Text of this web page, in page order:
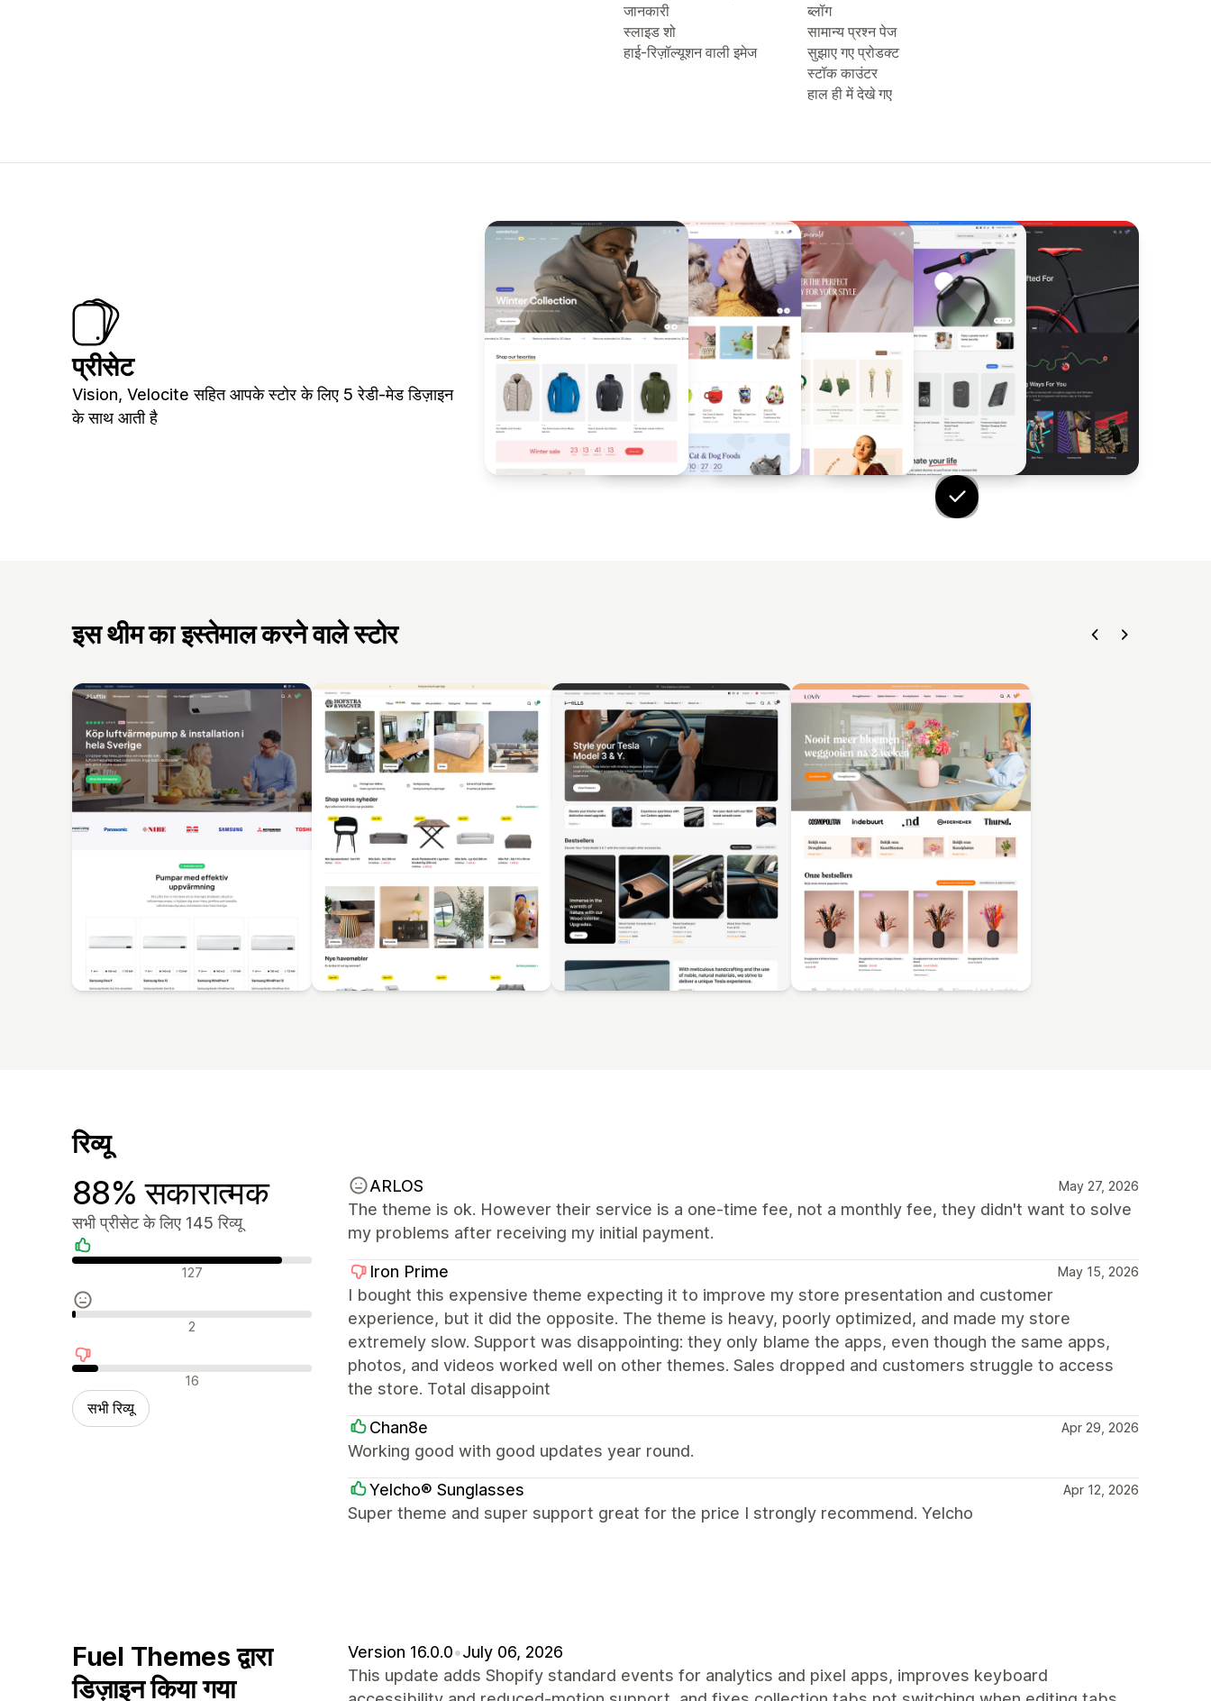
जानकारी
स्लाइड शो
हाई-रिज़ॉल्यूशन वाली इमेज
ब्लॉग
सामान्य प्रश्न पेज
सुझाए गए प्रोडक्ट
स्टॉक काउंटर
हाल ही में देखे गए
प्रीसेट
Vision, Velocite सहित आपके स्टोर के लिए 5 रेडी-मेड डिज़ाइन
के साथ आती है
इस थीम का इस्तेमाल करने वाले स्टोर
रिव्यू
88% सकारात्मक
सभी प्रीसेट के लिए 145 रिव्यू
सकारात्मक रिव्यू 127
न्यूट्रल रिव्यू 2
नकारात्मक रिव्यू 16
सभी रिव्यू
ARLOS May 27, 2026
The theme is ok. However their service is a one-time fee, not a monthly fee, they didn't want to solve
my problems after receiving my initial payment.
Iron Prime May 15, 2026
I bought this expensive theme expecting it to improve my store presentation and customer
experience, but it did the opposite. The theme is heavy, poorly optimized, and made my store
extremely slow. Support was disappointing: they only blame the apps, even though the same apps,
photos, and videos worked well on other themes. Sales dropped and customers struggle to access
the store. Total disappoint
Chan8e Apr 29, 2026
Working good with good updates year round.
Yelcho® Sunglasses Apr 12, 2026
Super theme and super support great for the price I strongly recommend. Yelcho
Fuel Themes द्वारा
डिज़ाइन किया गया
Version 16.0.0•July 06, 2026
This update adds Shopify standard events for analytics and pixel apps, improves keyboard